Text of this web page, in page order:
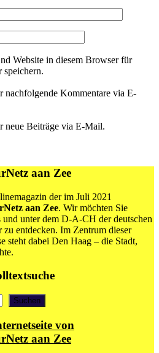
Website in diesem Browser für
speichern.
nachfolgende Kommentare via E-
neue Beiträge via E-Mail.
aan Zee
der im Juli 2021
aan Zee. Wir möchten Sie
und unter dem D-A-CH der deutschen
zu entdecken. Im Zentrum dieser
steht dabei Den Haag – die Stadt,
Suchen
von
aan Zee